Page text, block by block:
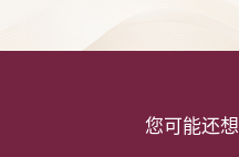
您可能还